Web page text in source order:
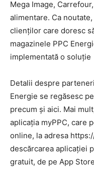
Mega Image,
alimentare. Ca
clienților care doresc
magazinele PPC
implementată o soluție
Detalii despre
Energie se regăsesc
precum și aici. Mai
aplicația myPPC, care
online, la adresa
descărcarea aplicației
gratuit, de pe App